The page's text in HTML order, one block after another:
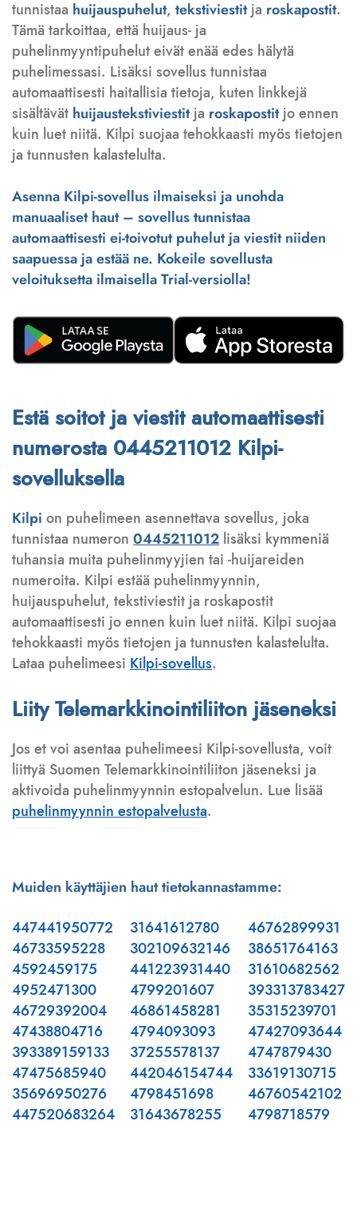
tunnistaa huijauspuhelut, tekstiviestitja roskapostit.
Tämä tarkoittaa, että huijaus- ja
puhelinmyyntipuhelut eivät enää edes hälytä
puhelimessasi. Lisäksi sovellus tunnistaa
automaattisesti haitallisia tietoja, kuten linkkejä
sisältävät huijaustekstiviestitja roskapostitjo ennen
kuin luet niitä. Kilpi suojaa tehokkaasti myös tietojen
ja tunnusten kalastelulta.
Asenna Kilpi-sovellus ilmaiseksi ja unohda
manuaaliset haut – sovellus tunnistaa
automaattisesti ei-toivotut puhelut ja viestit niiden
saapuessa ja estää ne. Kokeile sovellusta
veloituksetta ilmaisella Trial-versiolla!
Estä soitot ja viestit automaattisesti
numerosta 0445211012 Kilpi-
sovelluksella
Kilpi on puhelimeen asennettava sovellus, joka
tunnistaa numeron 0445211012 lisäksi kymmeniä
tuhansia muita puhelinmyyjien tai -huijareiden
numeroita. Kilpi estää puhelinmyynnin,
huijauspuhelut, tekstiviestit ja roskapostit
automaattisesti jo ennen kuin luet niitä. Kilpi suojaa
tehokkaasti myös tietojen ja tunnusten kalastelulta.
Lataa puhelimeesi Kilpi-sovellus.
Liity Telemarkkinointiliiton jäseneksi
Jos et voi asentaa puhelimeesi Kilpi-sovellusta, voit
liittyä Suomen Telemarkkinointiliiton jäseneksi ja
aktivoida puhelinmyynnin estopalvelun. Lue lisää
puhelinmyynnin estopalvelusta.
Muiden käyttäjien haut tietokannastamme:
447441950772
46733595228
4592459175
4952471300
46729392004
47438804716
393389159133
47475685940
35696950276
447520683264
31641612780
302109632146
441223931440
4799201607
46861458281
4794093093
37255578137
442046154744
4798451698
31643678255
46762899931
38651764163
31610682562
393313783427
35315239701
47427093644
4747879430
33619130715
46760542102
4798718579